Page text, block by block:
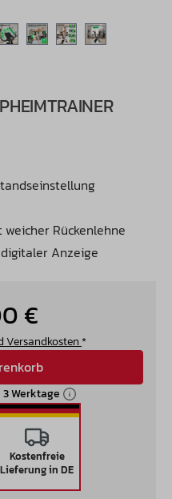
Rückenlehne
Anzeige
Kostenfreie
Lieferung in DE
€
Versandkosten*
Werktage